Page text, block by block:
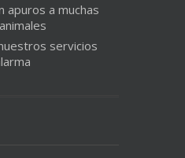
apuros a muchas
servicios